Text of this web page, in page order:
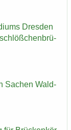
Dres­den
Sa­chen Wald­